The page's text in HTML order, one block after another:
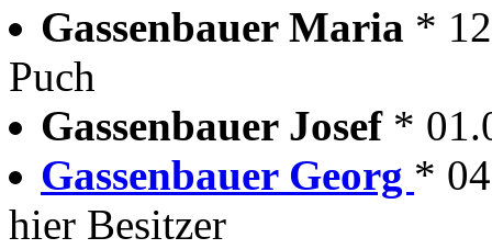
Gassenbauer Maria *
Puch
Gassenbauer Josef *
Gassenbauer Georg *
hier Besitzer